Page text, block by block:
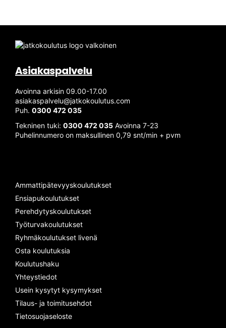
Asiakaspalvelu
Avoinna arkisin 09.00-17.00
asiakaspalvelu@jatkokoulutus.com
Puh. 0300 472 035
Tekninen tuki: 0300 472 035 Avoinna 7-23
Puhelinnumero on maksullinen 0,79 snt/min + pvm
Ammattipätevyyskoulutukset
Ensiapukoulutukset
Perehdytyskoulutukset
Työturvakoulutukset
Ryhmäkoulutukset livenä
Osta koulutuksia
Koulutushaku
Yhteystiedot
Usein kysytyt kysymykset
Tilaus- ja toimitusehdot
Tietosuojaseloste